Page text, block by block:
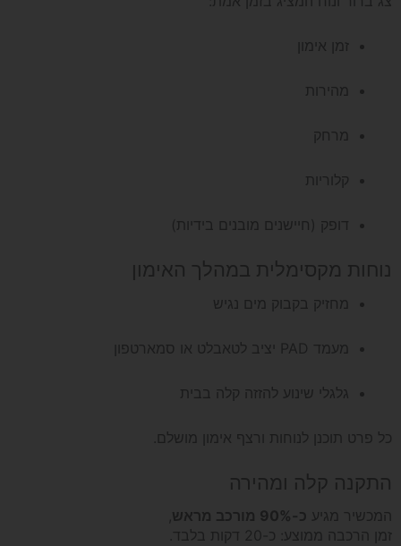
זמן אימון
מהירות
מרחק
קלוריות
דופק (חיישנים מובנים בידיות)
נוחות מקסימלית במהלך האימון
מחזיק בקבוק מים נגיש
מעמד PAD יציב לטאבלט או סמארטפון
גלגלי שינוע להזזה קלה בבית
כל פרט תוכנן לנוחות ורצף אימון מושלם.
התקנה קלה ומהירה
המכשיר מגיע כ-90% מורכב מראש
,
זמן הרכבה ממוצע: כ-20 דקות בלבד.